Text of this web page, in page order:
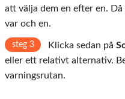
att välja dem en efter en.
var och en.
steg 3 Klicka sedan på
eller ett relativt alternativ.
varningsrutan.